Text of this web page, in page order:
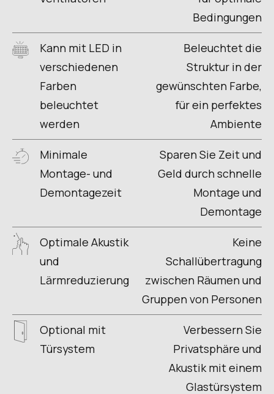
Bedingungen
Kann mit LED in
verschiedenen
Farben
beleuchtet
werden
Beleuchtet die
Struktur in der
gewünschten Farbe,
für ein perfektes
Ambiente
Minimale
Montage- und
Demontagezeit
Sparen Sie Zeit und
Geld durch schnelle
Montage und
Demontage
Optimale Akustik
und
Lärmreduzierung
Keine
Schallübertragung
zwischen Räumen und
Gruppen von Personen
Optional mit
Türsystem
Verbessern Sie
Privatsphäre und
Akustik mit einem
Glastürsystem